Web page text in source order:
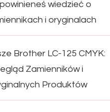
wiedzieć o
i oryginalach
Brother LC-125 CMYK:
Zamienników i
Produktów